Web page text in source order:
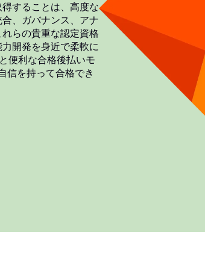
することは、高度な
、ガバナンス、アナ
らの貴重な認定資格
開発を身近で柔軟に
便利な合格後払いモ
信を持って合格でき